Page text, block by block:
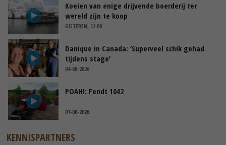
Koeien van enige drijvende boerderij ter
wereld zijn te koop
GISTEREN, 12:00
Danique in Canada: ‘Superveel schik gehad
tijdens stage’
04-08-2026
POAH!: Fendt 1042
01-08-2026
KENNISPARTNERS